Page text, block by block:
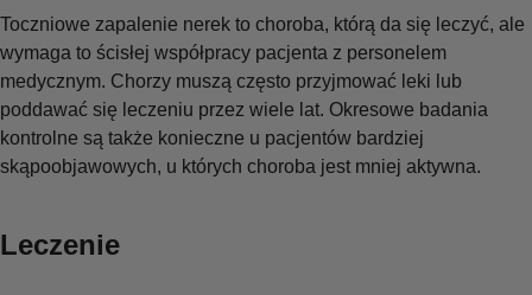
Toczniowe zapalenie nerek to choroba, którą da się leczyć, ale
wymaga to ścisłej współpracy pacjenta z personelem
medycznym. Chorzy muszą często przyjmować leki lub
poddawać się leczeniu przez wiele lat. Okresowe badania
kontrolne są także konieczne u pacjentów bardziej
skąpoobjawowych, u których choroba jest mniej aktywna.
Leczenie